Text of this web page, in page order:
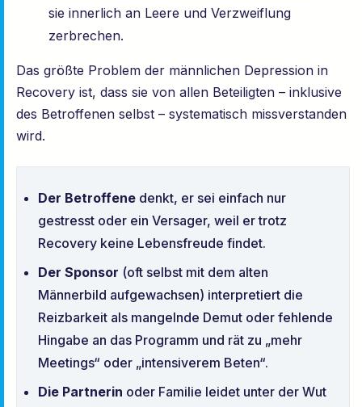
sie innerlich an Leere und Verzweiflung
zerbrechen.
Das größte Problem der männlichen Depression in
Recovery ist, dass sie von allen Beteiligten – inklusive
des Betroffenen selbst – systematisch missverstanden
wird.
Der Betroffenedenkt, er sei einfach nur
gestresst oder ein Versager, weil er trotz
Recovery keine Lebensfreude findet.
Der Sponsor (oft selbst mit dem alten
Männerbild aufgewachsen) interpretiert die
Reizbarkeit als mangelnde Demut oder fehlende
Hingabe an das Programm und rät zu „mehr
Meetings“ oder „intensiverem Beten“.
Die Partnerin oder Familie leidet unter der Wut